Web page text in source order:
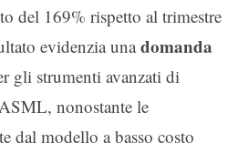
del 169% rispetto al trimestre
evidenzia unadomanda
gli strumenti avanzati di
nonostante le
dal modello a basso costo